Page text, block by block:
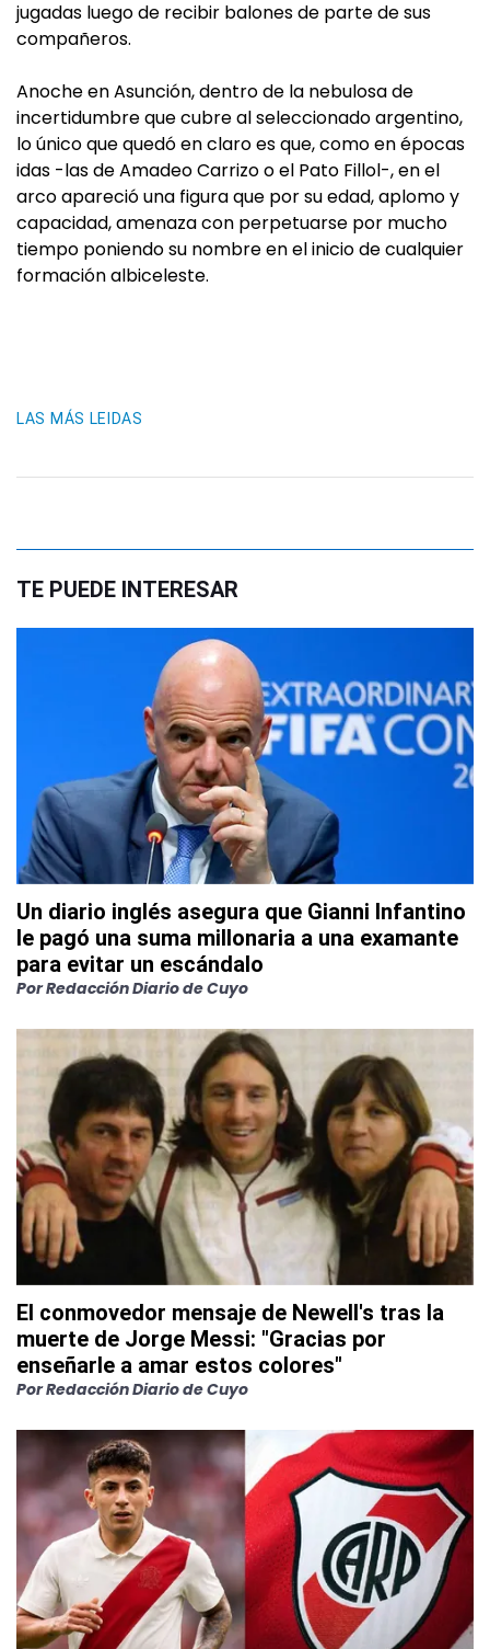
jugadas luego de recibir balones de parte de sus
compañeros.
Anoche en Asunción, dentro de la nebulosa de
incertidumbre que cubre al seleccionado argentino,
lo único que quedó en claro es que, como en épocas
idas -las de Amadeo Carrizo o el Pato Fillol-, en el
arco apareció una figura que por su edad, aplomo y
capacidad, amenaza con perpetuarse por mucho
tiempo poniendo su nombre en el inicio de cualquier
formación albiceleste.
LAS MÁS LEIDAS
TE PUEDE INTERESAR
Un diario inglés asegura que Gianni Infantino
le pagó una suma millonaria a una examante
para evitar un escándalo
PorRedacción Diario de Cuyo
El conmovedor mensaje de Newell's tras la
muerte de Jorge Messi: "Gracias por
enseñarle a amar estos colores"
PorRedacción Diario de Cuyo